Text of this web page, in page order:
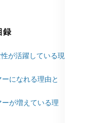
録
が活躍している現
になれる理由と
が増えている理